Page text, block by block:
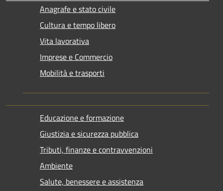
Anagrafe e stato civile
Cultura e tempo libero
Vita lavorativa
Imprese e Commercio
Mobilità e trasporti
Educazione e formazione
Giustizia e sicurezza pubblica
Tributi, finanze e contravvenzioni
Ambiente
Salute, benessere e assistenza